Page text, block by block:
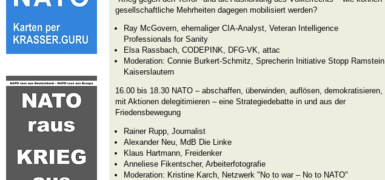
gesellschaftliche Mehrheiten dagegen mobilisiert werden?
Ray McGovern, ehemaliger CIA-Analyst, Veteran Intelligence
Professionals for Sanity
Elsa Rassbach, CODEPINK, DFG-VK, attac
Moderation: Connie Burkert-Schmitz, Sprecherin Initiative Stopp Ramstein
Kaiserslautern
16.00 bis 18.30 NATO – abschaffen, überwinden, auflösen, demokratisieren,
mit Aktionen delegitimieren – eine Strategiedebatte in und aus der
Friedensbewegung
Rainer Rupp, Journalist
Alexander Neu, MdB Die Linke
Klaus Hartmann, Freidenker
Anneliese Fikentscher, Arbeiterfotografie
Moderation: Kristine Karch, Netzwerk "No to war – No to NATO"